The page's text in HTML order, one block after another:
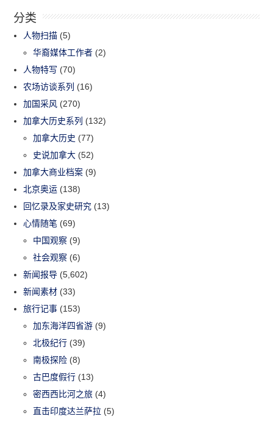
分类
人物扫描 (5)
华裔媒体工作者 (2)
人物特写 (70)
农场访谈系列 (16)
加国采风 (270)
加拿大历史系列 (132)
加拿大历史 (77)
史说加拿大 (52)
加拿大商业档案 (9)
北京奥运 (138)
回忆录及家史研究 (13)
心情随笔 (69)
中国观察 (9)
社会观察 (6)
新闻报导 (5,602)
新闻素材 (33)
旅行记事 (153)
加东海洋四省游 (9)
北极纪行 (39)
南极探险 (8)
古巴度假行 (13)
密西西比河之旅 (4)
直击印度达兰萨拉 (5)